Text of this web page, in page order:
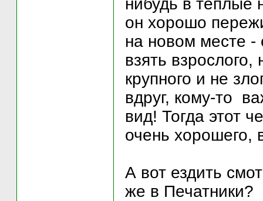
нибудь в теплые
он хорошо
на новом месте -
взять
крупного и не
вдруг, кому-то
вид! Тогда этот
очень хорошего,
А вот ездить
же в Печатники?